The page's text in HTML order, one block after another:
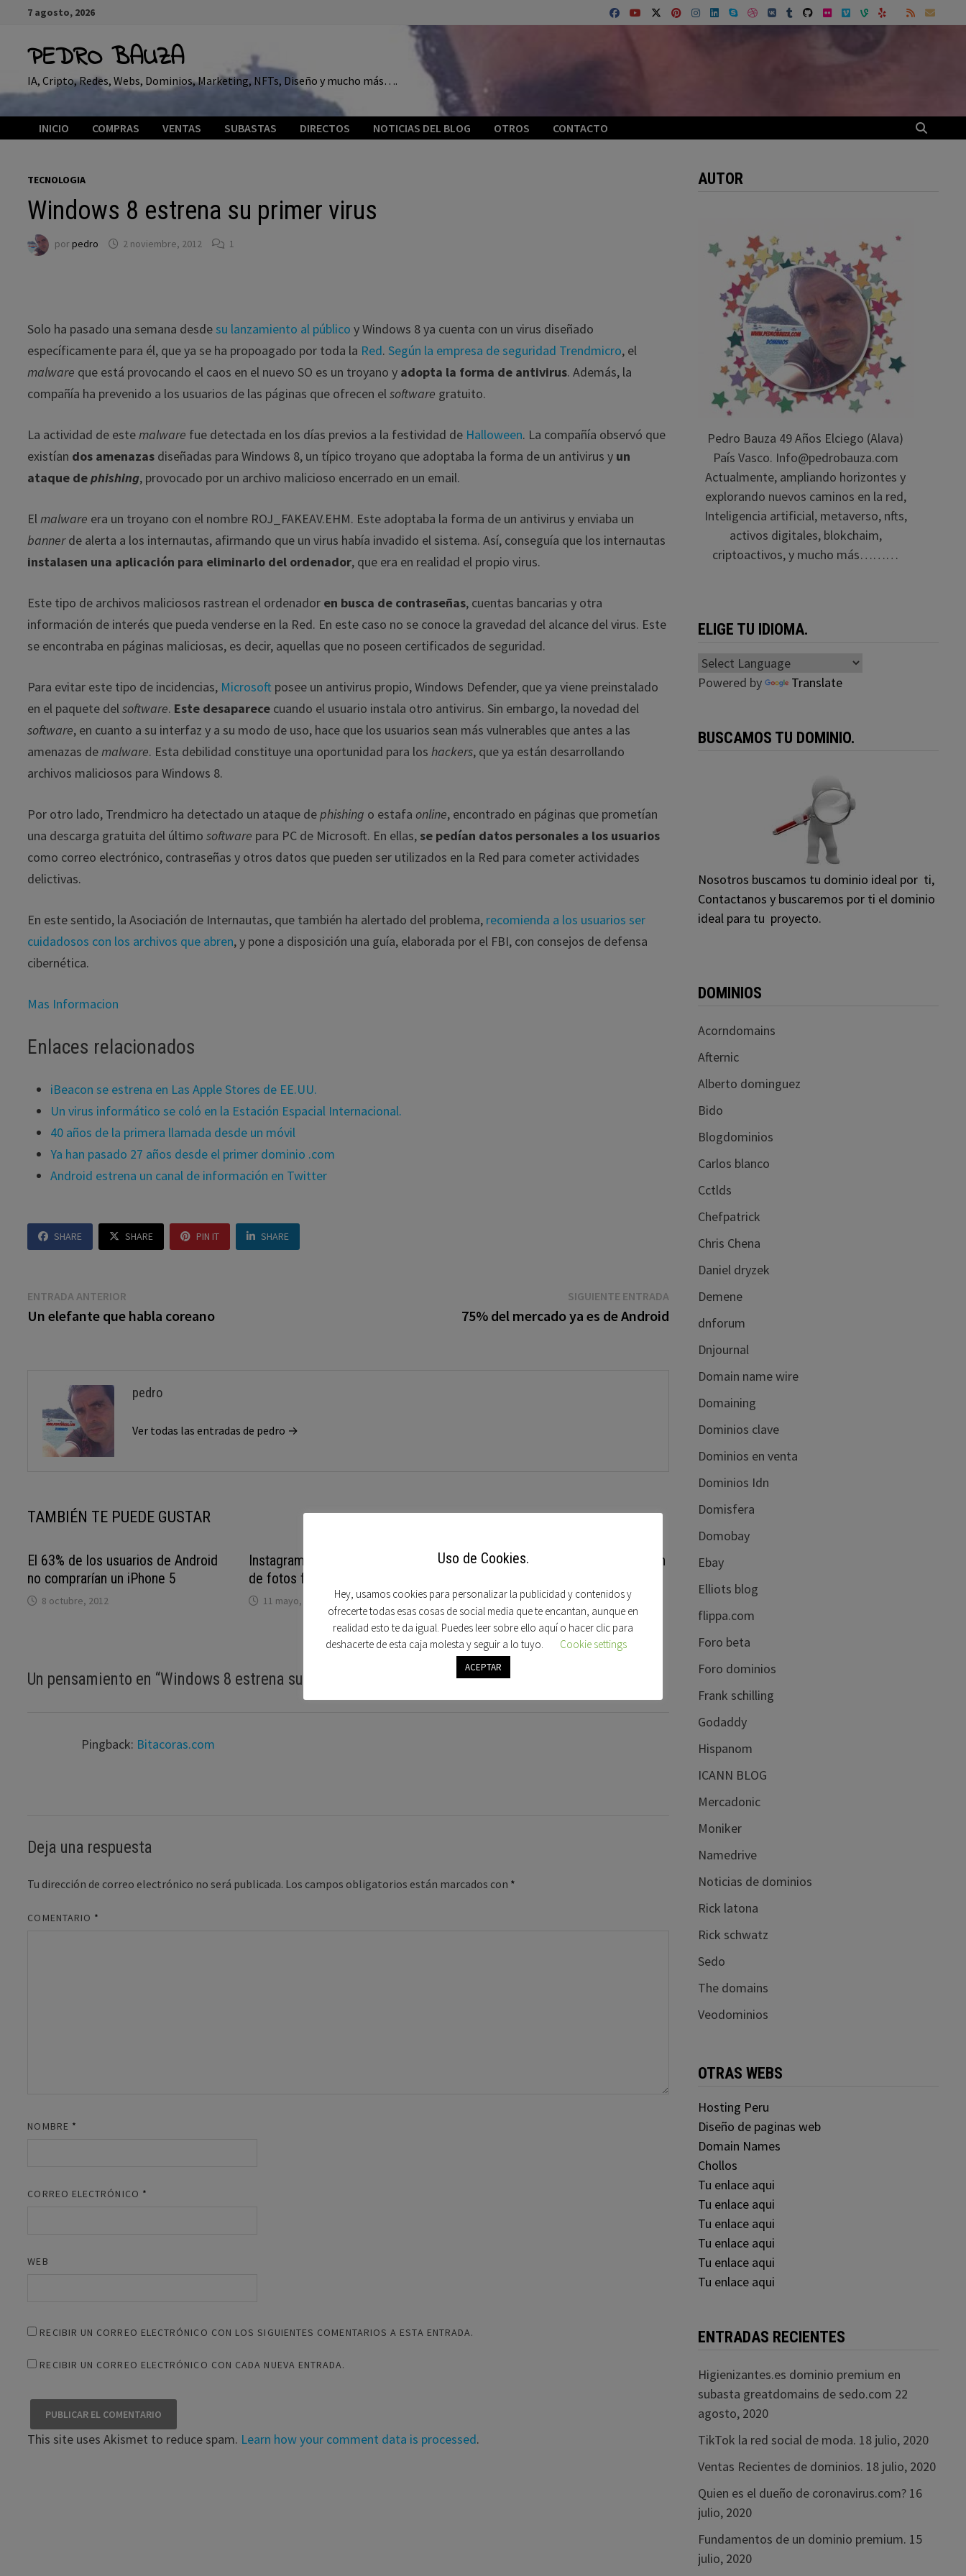
Saltar
contenido
7 agosto, 2026
PEDRO BAUZA
IA, Cripto, Redes, Webs, Dominios, Marketing, NFTs, Diseño y mucho más….
INICIO COMPRAS VENTAS SUBASTAS DIRECTOS NOTICIAS DEL BLOG OTROS CONTACTO
TECNOLOGIA
Windows 8 estrena su primer virus
porpedro 2 noviembre, 2012 1
Solo ha pasado una semana desdesu lanzamiento al público y Windows 8 ya cuenta con un virus diseñado
específicamente para él, que ya se ha propoagado por toda la Red.Según la empresa de seguridad Trendmicro, el
malware que está provocando el caos en el nuevo SO es un troyano y adopta la forma de antivirus. Además, la
compañía ha prevenido a los usuarios de las páginas que ofrecen elsoftware gratuito.
La actividad de estemalware fue detectada en los días previos a la festividad de Halloween. La compañía observó que
existían dos amenazas diseñadas para Windows 8, un típico troyano que adoptaba la forma de un antivirus y un
ataque dephishing, provocado por un archivo malicioso encerrado en un email.
Elmalware era un troyano con el nombre ROJ_FAKEAV.EHM. Este adoptaba la forma de un antivirus y enviaba un
bannerde alerta a los internautas, afirmando que un virus había invadido el sistema. Así, conseguía que los internautas
instalasen una aplicación para eliminarlo del ordenador, que era en realidad el propio virus.
Este tipo de archivos maliciosos rastrean el ordenador en busca de contraseñas, cuentas bancarias y otra
información de interés que pueda venderse en la Red. En este caso no se conoce la gravedad del alcance del virus. Este
se encontraba en páginas maliciosas, es decir, aquellas que no poseen certificados de seguridad.
Para evitar este tipo de incidencias, Microsoft posee un antivirus propio, Windows Defender, que ya viene preinstalado
en el paquete delsoftware. Este desaparece cuando el usuario instala otro antivirus. Sin embargo, la novedad del
software, en cuanto a su interfaz y a su modo de uso, hace que los usuarios sean más vulnerables que antes a las
amenazas demalware. Esta debilidad constituye una oportunidad para loshackers, que ya están desarrollando
archivos maliciosos para Windows 8.
Por otro lado, Trendmicro ha detectado un ataque dephishing o estafaonline, encontrado en páginas que prometían
una descarga gratuita del últimosoftware para PC de Microsoft. En ellas, se pedían datos personales a los usuarios
como correo electrónico, contraseñas y otros datos que pueden ser utilizados en la Red para cometer actividades
delictivas.
En este sentido, la Asociación de Internautas, que también ha alertado del problema, recomienda a los usuarios ser
cuidadosos con los archivos que abren, y pone a disposición una guía, elaborada por el FBI, con consejos de defensa
cibernética.
Mas Informacion
Enlaces relacionados
iBeacon se estrena en Las Apple Stores de EE.UU.
Un virus informático se coló en la Estación Espacial Internacional.
40 años de la primera llamada desde un móvil
Ya han pasado 27 años desde el primer dominio .com
Android estrena un canal de información en Twitter
SHARE SHARE PIN IT SHARE
Navegación
de
ENTRADA ANTERIOR
anterior:
Un elefante que habla coreano
SIGUIENTE ENTRADAEntrada
siguiente:
75% del mercado ya es de Android
pedro
Ver todas las entradas de pedro →
TAMBIÉN TE PUEDE GUSTAR
El 63% de los usuarios de Android
no comprarían un iPhone 5
8 octubre, 2012
Instagram, se convierte en cámara
de fotos física
11 mayo, 2012
Los juegos para móviles despegan
31 octubre, 2010
Un pensamiento en “Windows 8 estrena su primer virus
Pingback: Bitacoras.com
Deja una respuesta
Tu dirección de correo electrónico no será publicada. Los campos obligatorios están marcados con *
COMENTARIO *
NOMBRE *
CORREO ELECTRÓNICO *
WEB
RECIBIR UN CORREO ELECTRÓNICO CON LOS SIGUIENTES COMENTARIOS A ESTA ENTRADA.
RECIBIR UN CORREO ELECTRÓNICO CON CADA NUEVA ENTRADA.
This site uses Akismet to reduce spam. Learn how your comment data is processed.
AUTOR
Pedro Bauza 49 Años Elciego (Alava)
País Vasco. Info@pedrobauza.com
Actualmente, ampliando horizontes y
explorando nuevos caminos en la red,
Inteligencia artificial, metaverso, nfts,
activos digitales, blokchaim,
criptoactivos, y mucho más………
ELIGE TU IDIOMA.
Powered by Translate
BUSCAMOS TU DOMINIO.
Nosotros buscamos tu dominio ideal por ti,
Contactanos y buscaremos por ti el dominio
ideal para tu proyecto.
DOMINIOS
Acorndomains
Afternic
Alberto dominguez
Bido
Blogdominios
Carlos blanco
Cctlds
Chefpatrick
Chris Chena
Daniel dryzek
Demene
dnforum
Dnjournal
Domain name wire
Domaining
Dominios clave
Dominios en venta
Dominios Idn
Domisfera
Domobay
Ebay
Elliots blog
flippa.com
Foro beta
Foro dominios
Frank schilling
Godaddy
Hispanom
ICANN BLOG
Mercadonic
Moniker
Namedrive
Noticias de dominios
Rick latona
Rick schwatz
Sedo
The domains
Veodominios
OTRAS WEBS
Hosting Peru
Diseño de paginas web
Domain Names
Chollos
Tu enlace aqui
Tu enlace aqui
Tu enlace aqui
Tu enlace aqui
Tu enlace aqui
Tu enlace aqui
ENTRADAS RECIENTES
Higienizantes.es dominio premium en
subasta greatdomains de sedo.com 22
agosto, 2020
TikTok la red social de moda. 18 julio, 2020
Ventas Recientes de dominios. 18 julio, 2020
Quien es el dueño de coronavirus.com? 16
julio, 2020
Fundamentos de un dominio premium. 15
julio, 2020
Uso de Cookies.
Hey, usamos cookies para personalizar la publicidad y contenidos y
ofrecerte todas esas cosas de social media que te encantan, aunque en
realidad esto te da igual. Puedes leer sobre ello aquí o hacer clic para
deshacerte de esta caja molesta y seguir a lo tuyo.
Cookie settings
ACEPTAR